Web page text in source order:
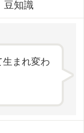
豆知識
生まれ変わ